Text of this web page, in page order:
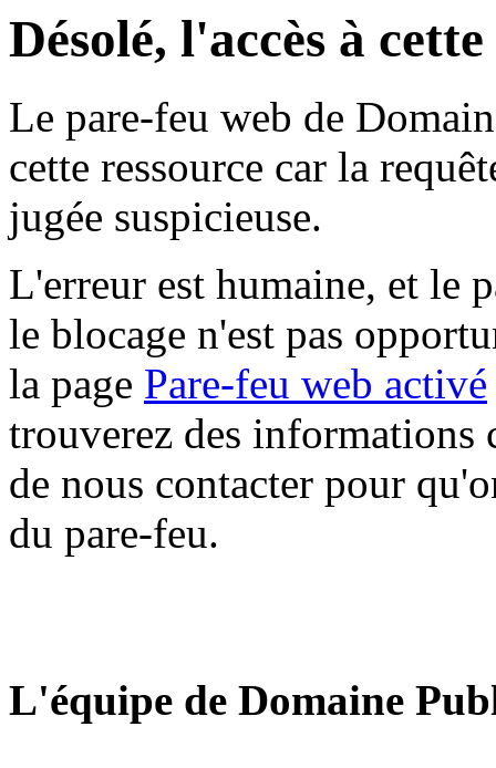
Désolé, l'accès à
Le pare-feu web de
cette ressource car la
jugée suspicieuse.
L'erreur est humaine, et le
le blocage n'est pas
la page Pare-feu web activé
trouverez des informations
de nous contacter pour
du pare-feu.
L'équipe de Domaine